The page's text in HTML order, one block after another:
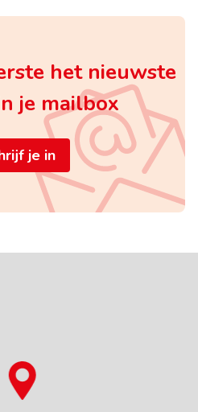
het nieuwste
je mailbox
je in